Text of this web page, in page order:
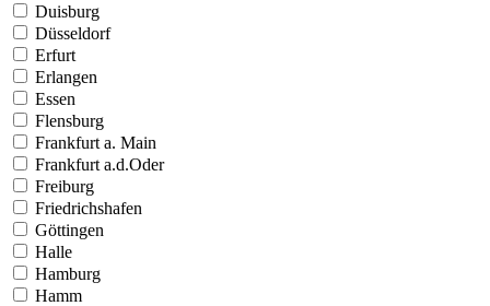
Duisburg
Düsseldorf
Erfurt
Erlangen
Essen
Flensburg
Frankfurt a. Main
Frankfurt a.d.Oder
Freiburg
Friedrichshafen
Göttingen
Halle
Hamburg
Hamm